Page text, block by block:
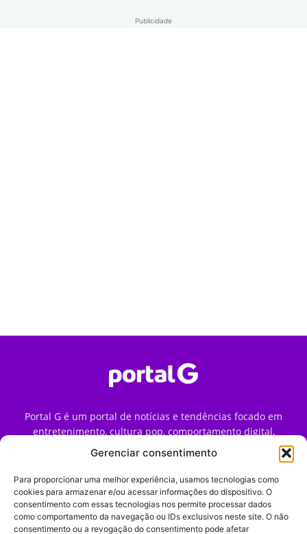
Gerenciar consentimento
Para proporcionar uma melhor experiência, usamos tecnologias como
cookies para armazenar e/ou acessar informações do dispositivo. O
consentimento com essas tecnologias nos permite processar dados
como comportamento da navegação ou IDs exclusivos neste site. O não
consentimento ou a revogação do consentimento pode afetar
Publicidade
Portal G é um portal de notícias e tendências focado em
entretenimento, cultura pop, comportamento digital,
streaming, games e iniciativas de marca que impactam a
forma como o público vive e consome internet no Brasil.
Contato:contato@portalg.com.br